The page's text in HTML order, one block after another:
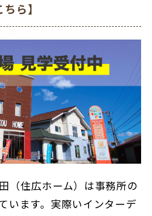
ら】
（住広ホーム）は事務所の
います。実際いインターデ